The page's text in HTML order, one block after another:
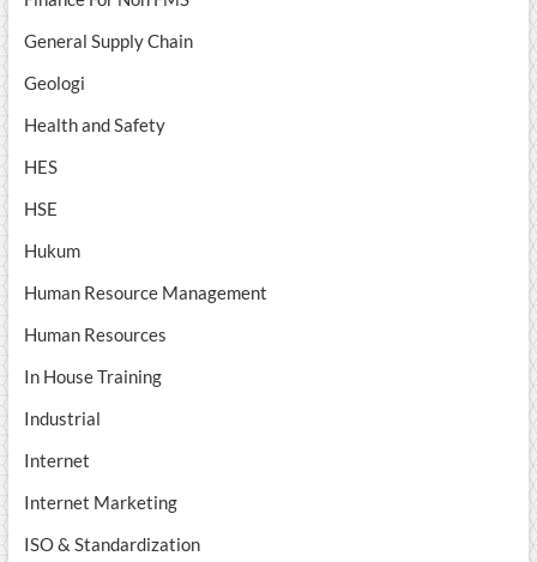
General Supply Chain
Geologi
Health and Safety
HES
HSE
Hukum
Human Resource Management
Human Resources
In House Training
Industrial
Internet
Internet Marketing
ISO & Standardization